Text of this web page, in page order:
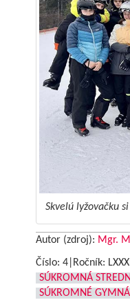
Skvelú lyžovačku
Autor (zdroj): Mgr.
Číslo: 4|Ročník:
SÚKROMNÁ
SÚKROMNÉ